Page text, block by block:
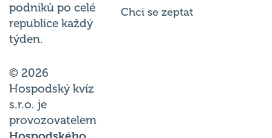
podniků po celé
republice každý
týden.
© 2026
Hospodský kvíz
s.r.o. je
provozovatelem
Chci se zeptat